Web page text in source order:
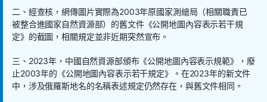
二、經查核，網傳圖片實際為2003年原國家測繪局（相關職責已
被整合進國家自然資源部）的舊文件《公開地圖內容表示若干規
定》的截圖，相關規定並非近期突然宣布。
三、2023年，中國自然資源部頒布《公開地圖內容表示規範》，廢
止2003年的《公開地圖內容表示若干規定》。在2023年的新文件
中，涉及俄羅斯地名的名稱表述規定仍然存在，與舊文件相同。